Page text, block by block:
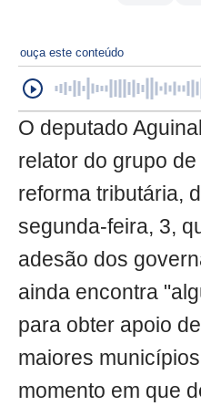
ouça este conteúdo
O deputado
relator do grupo
reforma tributária,
segunda-feira, 3,
adesão dos
ainda encontra
para obter apoio
maiores
momento em que